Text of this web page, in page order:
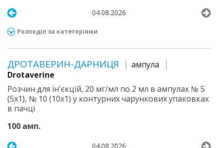
04.08.2026
Розподіл за категоріями
ДРОТАВЕРИН-ДАРНИЦЯ
ампула
Drotaverine
Розчин для ін'єкцій, 20 мг/мл по 2 мл в ампулах № 5
(5х1), № 10 (10х1) у контурних чарункових упаковках
в пачці
100 амп.
04.08.2026